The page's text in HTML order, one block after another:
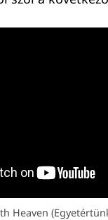
Heaven